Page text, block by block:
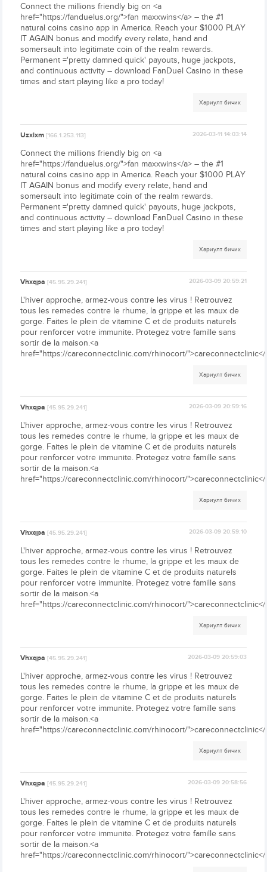
Connect the millions friendly big on <a
href="https://fanduelus.org/">fan maxxwins</a> – the #1
natural coins casino app in America. Reach your $1000 PLAY
IT AGAIN bonus and modify every relate, hand and
somersault into legitimate coin of the realm rewards.
Permanent ='pretty damned quick' payouts, huge jackpots,
and continuous activity – download FanDuel Casino in these
times and start playing like a pro today!
Хариулт бичих
Uzxixm[166.1.253.113] 2026-03-11 14:03:14
Connect the millions friendly big on <a
href="https://fanduelus.org/">fan maxxwins</a> – the #1
natural coins casino app in America. Reach your $1000 PLAY
IT AGAIN bonus and modify every relate, hand and
somersault into legitimate coin of the realm rewards.
Permanent ='pretty damned quick' payouts, huge jackpots,
and continuous activity – download FanDuel Casino in these
times and start playing like a pro today!
Хариулт бичих
Vhxqpa[45.95.29.241] 2026-03-09 20:59:21
L'hiver approche, armez-vous contre les virus ! Retrouvez
tous les remedes contre le rhume, la grippe et les maux de
gorge. Faites le plein de vitamine C et de produits naturels
pour renforcer votre immunite. Protegez votre famille sans
sortir de la maison.<a
href="https://careconnectclinic.com/rhinocort/">careconnectclinic</
Хариулт бичих
Vhxqpa[45.95.29.241] 2026-03-09 20:59:16
L'hiver approche, armez-vous contre les virus ! Retrouvez
tous les remedes contre le rhume, la grippe et les maux de
gorge. Faites le plein de vitamine C et de produits naturels
pour renforcer votre immunite. Protegez votre famille sans
sortir de la maison.<a
href="https://careconnectclinic.com/rhinocort/">careconnectclinic</
Хариулт бичих
Vhxqpa[45.95.29.241] 2026-03-09 20:59:10
L'hiver approche, armez-vous contre les virus ! Retrouvez
tous les remedes contre le rhume, la grippe et les maux de
gorge. Faites le plein de vitamine C et de produits naturels
pour renforcer votre immunite. Protegez votre famille sans
sortir de la maison.<a
href="https://careconnectclinic.com/rhinocort/">careconnectclinic</
Хариулт бичих
Vhxqpa[45.95.29.241] 2026-03-09 20:59:03
L'hiver approche, armez-vous contre les virus ! Retrouvez
tous les remedes contre le rhume, la grippe et les maux de
gorge. Faites le plein de vitamine C et de produits naturels
pour renforcer votre immunite. Protegez votre famille sans
sortir de la maison.<a
href="https://careconnectclinic.com/rhinocort/">careconnectclinic</
Хариулт бичих
Vhxqpa[45.95.29.241] 2026-03-09 20:58:56
L'hiver approche, armez-vous contre les virus ! Retrouvez
tous les remedes contre le rhume, la grippe et les maux de
gorge. Faites le plein de vitamine C et de produits naturels
pour renforcer votre immunite. Protegez votre famille sans
sortir de la maison.<a
href="https://careconnectclinic.com/rhinocort/">careconnectclinic</